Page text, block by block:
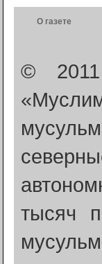
О газете
© 2011
тысяч